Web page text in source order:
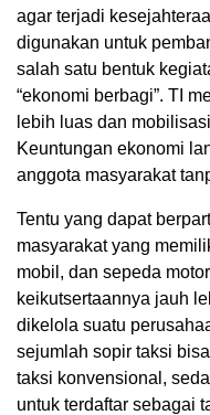
agar terjadi
digunakan untuk
salah satu bentuk
“ekonomi berbagi”. TI
lebih luas dan
Keuntungan ekonomi
anggota masyarakat
Tentu yang dapat
masyarakat yang
mobil, dan sepeda
keikutsertaannya jauh
dikelola suatu
sejumlah sopir taksi
taksi konvensional,
untuk terdaftar sebagai